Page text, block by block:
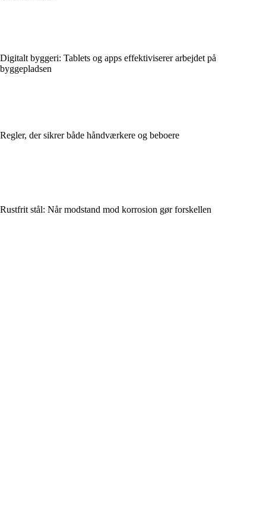
Digitalt byggeri: Tablets og apps effektiviserer arbejdet på
byggepladsen
Regler, der sikrer både håndværkere og beboere
Rustfrit stål: Når modstand mod korrosion gør forskellen